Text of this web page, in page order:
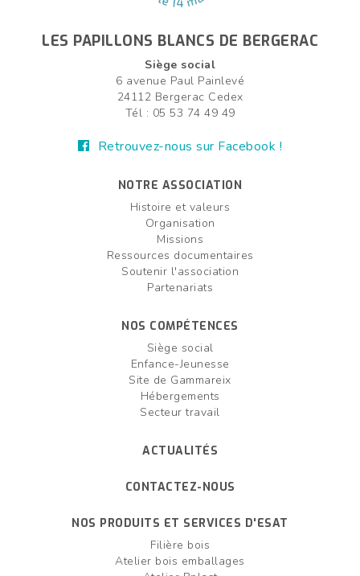
LES PAPILLONS BLANCS DE BERGERAC
Siège social
6 avenue Paul Painlevé
24112 Bergerac Cedex
Tél : 05 53 74 49 49
Retrouvez-nous sur Facebook !
NOTRE ASSOCIATION
Histoire et valeurs
Organisation
Missions
Ressources documentaires
Soutenir l'association
Partenariats
NOS COMPÉTENCES
Siège social
Enfance-Jeunesse
Site de Gammareix
Hébergements
Secteur travail
ACTUALITÉS
CONTACTEZ-NOUS
NOS PRODUITS ET SERVICES D'ESAT
Filière bois
Atelier bois emballages